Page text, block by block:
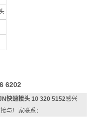
6202
快速接头 10 320 5152感兴
与厂家联系：